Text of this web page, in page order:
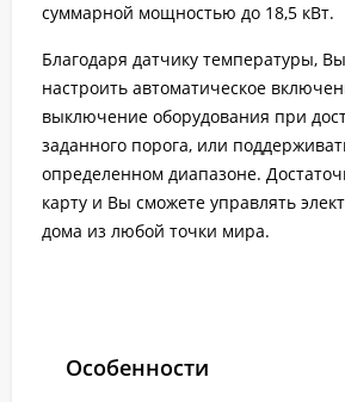
суммарной мощностью до 18,5 кВт.
Благодаря датчику температуры,
настроить автоматическое
выключение оборудования при
заданного порога, или
определенном диапазоне.
карту и Вы сможете управлять
дома из любой точки мира.
Особенности